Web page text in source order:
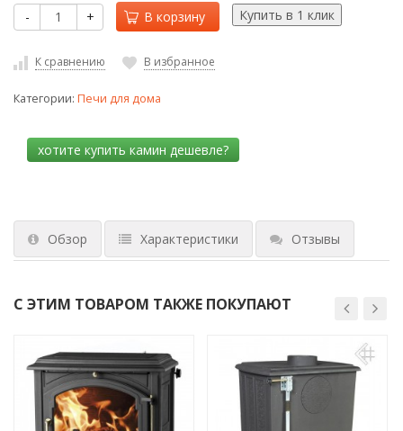
- + В корзину
К сравнению В избранное
Категории: Печи для дома
Обзор Характеристики Отзывы
С ЭТИМ ТОВАРОМ ТАКЖЕ ПОКУПАЮТ